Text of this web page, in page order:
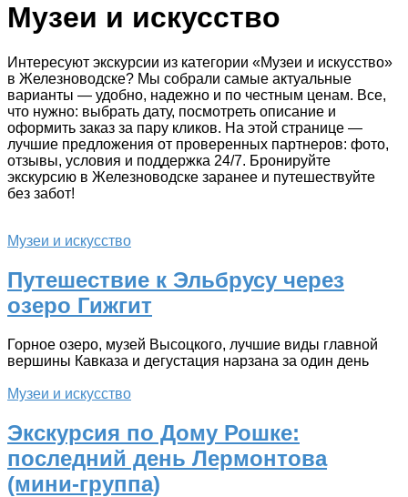
Музеи и искусство
Интересуют экскурсии из категории «Музеи и искусство»
в Железноводске? Мы собрали самые актуальные
варианты — удобно, надежно и по честным ценам. Все,
что нужно: выбрать дату, посмотреть описание и
оформить заказ за пару кликов. На этой странице —
лучшие предложения от проверенных партнеров: фото,
отзывы, условия и поддержка 24/7. Бронируйте
экскурсию в Железноводске заранее и путешествуйте
без забот!
Музеи и искусство
Путешествие к Эльбрусу через
озеро Гижгит
Горное озеро, музей Высоцкого, лучшие виды главной
вершины Кавказа и дегустация нарзана за один день
Музеи и искусство
Экскурсия по Дому Рошке:
последний день Лермонтова
(мини-группа)